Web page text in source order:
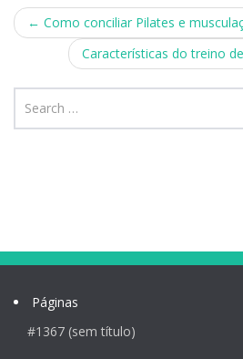
Post
navigation
← Como conciliar Pilates e
Características do treino
Páginas
#1367 (sem título)